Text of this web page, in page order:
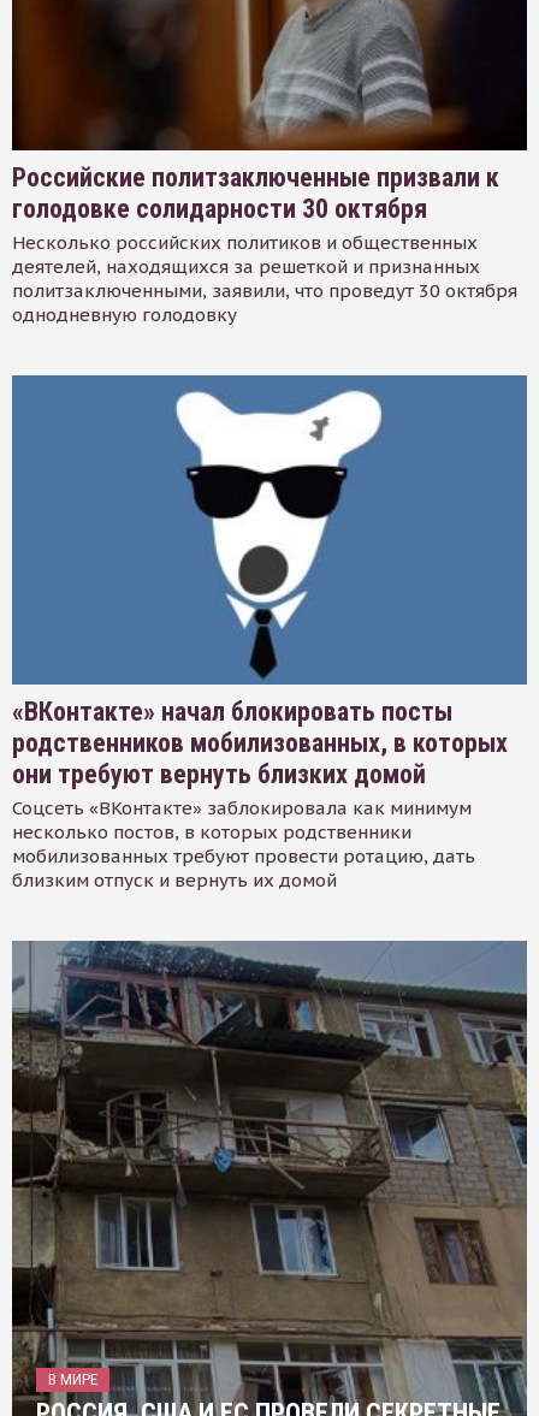
Российские политзаключенные призвали к
голодовке солидарности 30 октября
Несколько российских политиков и общественных
деятелей, находящихся за решеткой и признанных
политзаключенными, заявили, что проведут 30 октября
однодневную голодовку
«ВКонтакте» начал блокировать посты
родственников мобилизованных, в которых
они требуют вернуть близких домой
Соцсеть «ВКонтакте» заблокировала как минимум
несколько постов, в которых родственники
мобилизованных требуют провести ротацию, дать
близким отпуск и вернуть их домой
В МИРЕ